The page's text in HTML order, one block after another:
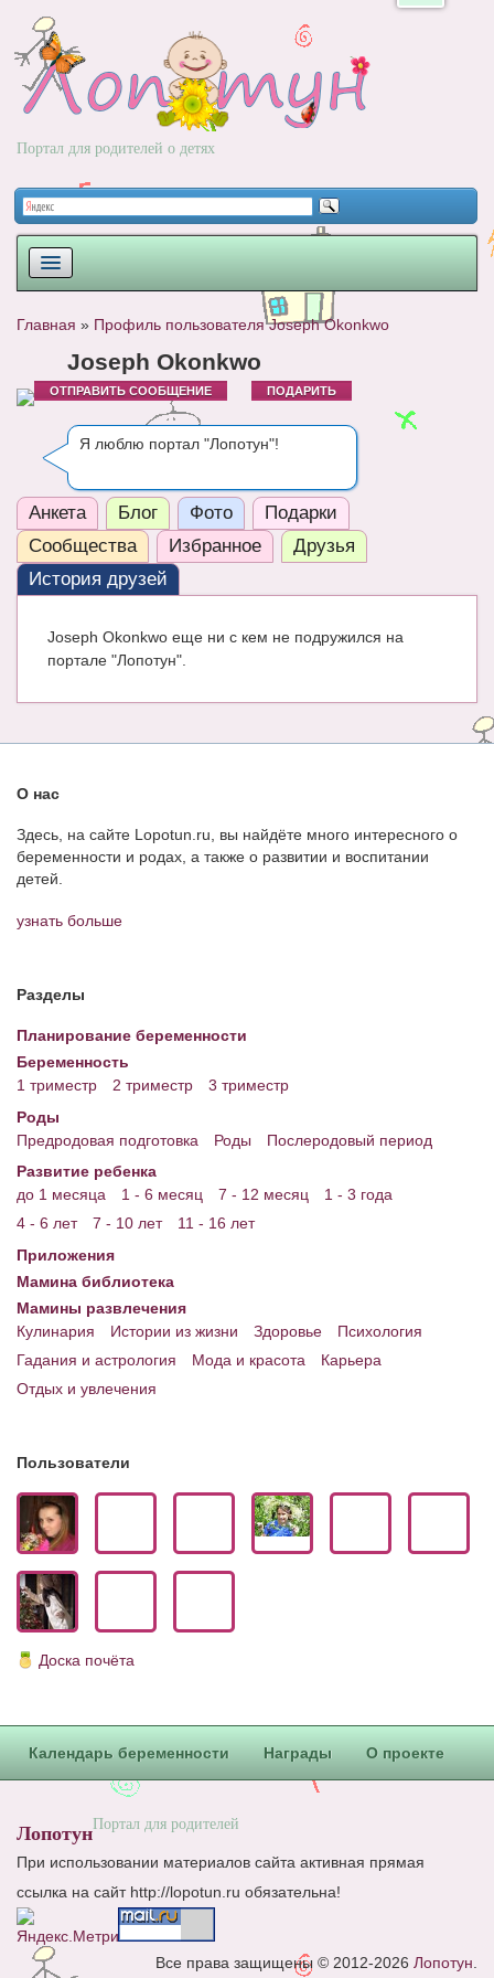
Портал для родителей о детях
РОДЫ
НОВОРОЖДЕННЫЙ
РАЗВИТИЕ
ВОПРОС-ОТВЕТ
ЧАТ
КНИГИ
Сказки
СООБЩЕСТВА
Энциклопедия
МАМИНА БИБЛИОТЕКА
Имена. Святцы
Энциклопедия беременных
Мамина энциклопедия
Сервис. Оценка роста и веса ребенка
Приложения для Android
Полезные ссылки
Блог Администратора
О проекте
Сотрудничество. Авторам
Главная » Профиль пользователя Joseph Okonkwo
Joseph Okonkwo
ОТПРАВИТЬ СООБЩЕНИЕ ПОДАРИТЬ
Я люблю портал "Лопотун"!
Анкета Блог Фото
Подарки
Сообщества
Избранное
Друзья
История друзей
Joseph Okonkwo еще ни с кем не подружился на
портале "Лопотун".
О нас
Здесь, на сайте Lopotun.ru, вы найдёте много интересного о
беременности и родах, а также о развитии и воспитании
детей.
узнать больше
Разделы
Планирование беременности
Беременность
1 триместр
2 триместр
3 триместр
Роды
Предродовая подготовка
Роды
Послеродовый период
Развитие ребенка
до 1 месяца
1 - 6 месяц 7 - 12 месяц
1 - 3 года
4 - 6 лет
7 - 10 лет
11 - 16 лет
Приложения
Мамина библиотека
Мамины развлечения
Кулинария
Истории из жизни Здоровье
Психология
Гадания и астрология
Мода и красота
Карьера
Отдых и увлечения
Пользователи
Доска почёта
Календарь беременности Награды О проекте
ЛопотунПортал для родителей
При использовании материалов сайта активная прямая
ссылка на сайт http://lopotun.ru обязательна!
Все права защищены © 2012-2026 Лопотун